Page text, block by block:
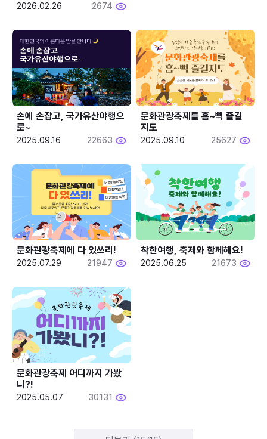
2026.02.26 2674
손에 손잡고, 국가유산야행으
로~
2025.09.16 22663
문화관광축제를 흠~뻑 즐길
지도
2025.09.10 25627
문화관광축제에 다 있쓰리!
2025.07.29 21947
착한여행, 축제와 함께해요!
2025.06.25 21673
문화관광축제 어디까지 가봤
니?!
2025.05.07 30131